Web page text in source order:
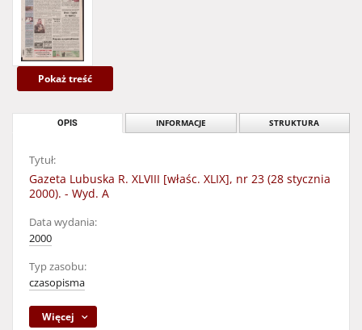
Pokaż treść
OPIS INFORMACJE STRUKTURA
Tytuł:
Gazeta Lubuska R. XLVIII [właśc. XLIX], nr 23 (28 stycznia
2000). - Wyd. A
Data wydania:
2000
Typ zasobu:
czasopisma
Więcej